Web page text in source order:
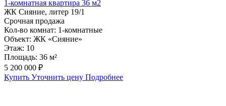
1-комнатная квартира 36 м2
ЖК Сияние, литер 19/1
Срочная продажа
Кол-во комнат: 1-комнатные
Объект: ЖК «Сияние»
Этаж: 10
Площадь: 36 м²
5 200 000 ₽
Купить Уточнить цену Подробнее